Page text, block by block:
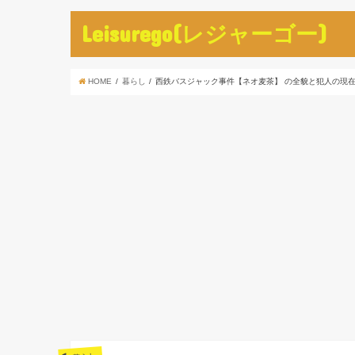
Leisurego(レジャーゴー)
HOME 暮らし 西鉄バスジャック事件【ネオ麦茶】 の全貌と犯人の現